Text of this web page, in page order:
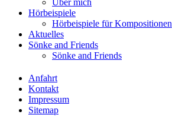
Hörbeispiele
Hörbeispiele für Kompositionen
Aktuelles
Sönke and Friends
Sönke and Friends
Anfahrt
Kontakt
Impressum
Sitemap